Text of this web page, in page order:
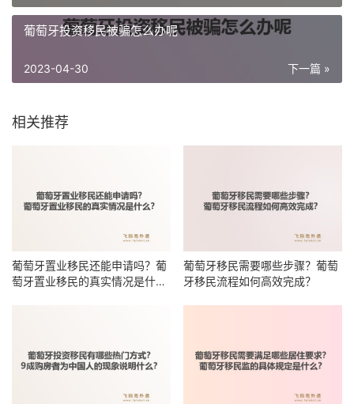
葡萄牙投资移民被骗怎么办呢
下一篇 »
2023-04-30
相关推荐
葡萄牙置业移民还能申请吗？葡
萄牙置业移民的真实情况是什
葡萄牙移民需要哪些步骤？葡萄
牙移民流程如何高效完成？